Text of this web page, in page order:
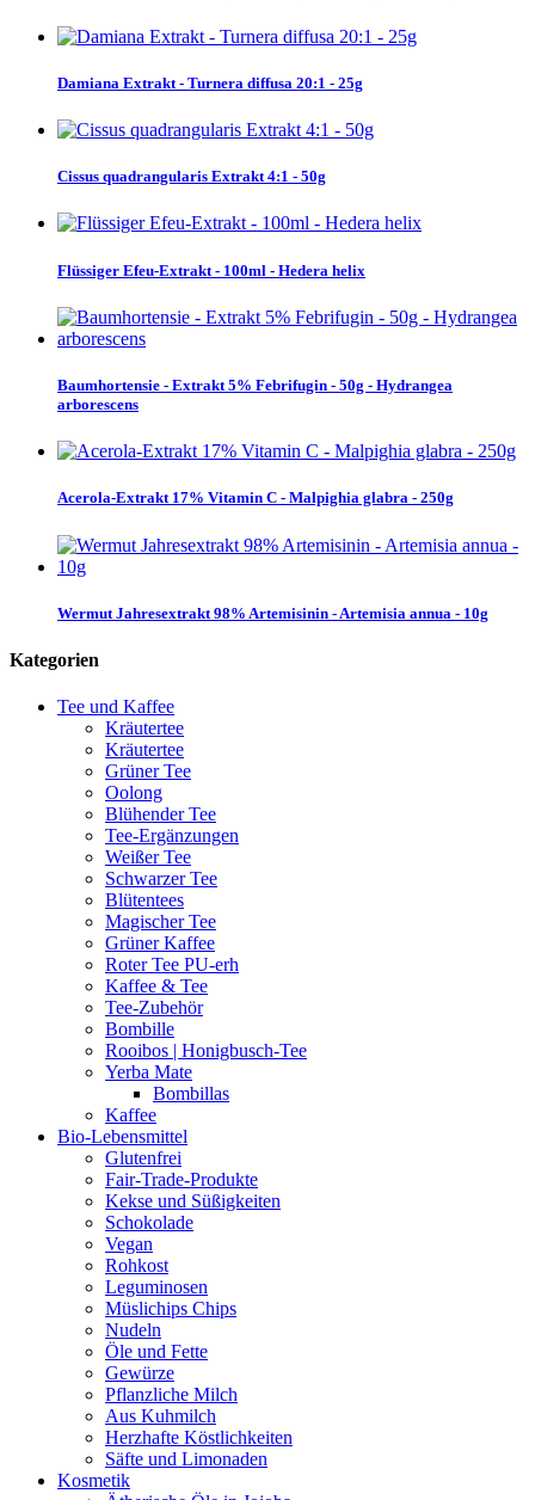
Damiana Extrakt - Turnera diffusa 20:1 - 25g
Cissus quadrangularis Extrakt 4:1 - 50g
Flüssiger Efeu-Extrakt - 100ml - Hedera helix
Baumhortensie - Extrakt 5% Febrifugin - 50g - Hydrangea
arborescens
Acerola-Extrakt 17% Vitamin C - Malpighia glabra - 250g
Wermut Jahresextrakt 98% Artemisinin - Artemisia annua - 10g
Kategorien
Tee und Kaffee
Kräutertee
Kräutertee
Grüner Tee
Oolong
Blühender Tee
Tee-Ergänzungen
Weißer Tee
Schwarzer Tee
Blütentees
Magischer Tee
Grüner Kaffee
Roter Tee PU-erh
Kaffee & Tee
Tee-Zubehör
Bombille
Rooibos | Honigbusch-Tee
Yerba Mate
Bombillas
Kaffee
Bio-Lebensmittel
Glutenfrei
Fair-Trade-Produkte
Kekse und Süßigkeiten
Schokolade
Vegan
Rohkost
Leguminosen
Müslichips Chips
Nudeln
Öle und Fette
Gewürze
Pflanzliche Milch
Aus Kuhmilch
Herzhafte Köstlichkeiten
Säfte und Limonaden
Kosmetik